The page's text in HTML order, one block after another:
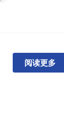
阅读更多